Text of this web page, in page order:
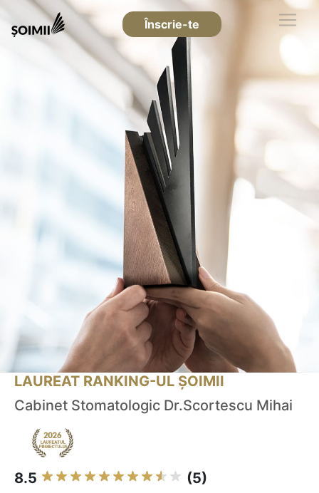
Înscrie-te
LAUREAT RANKING-UL ȘOIMII
Cabinet Stomatologic Dr.Scortescu Mihai
8.5 (5)